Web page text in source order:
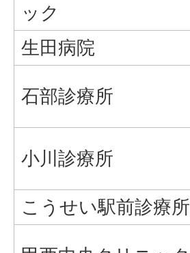
ック
生田病院
石部診療所
小川診療所
こうせい駅前診療所